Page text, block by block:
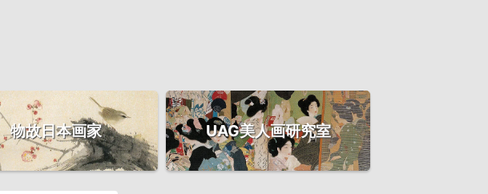
物故日本画家 UAG美人画研究室